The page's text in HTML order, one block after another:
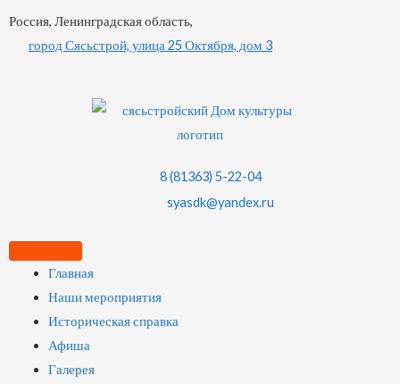
Россия, Ленинградская область,
город Сясьстрой, улица 25 Октября, дом 3
8 (81363) 5-22-04
syasdk@yandex.ru
Главная
Наши мероприятия
Историческая справка
Афиша
Галерея